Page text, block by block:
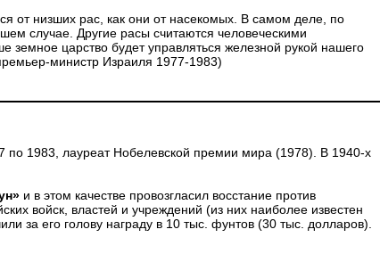
от низших рас, как они от насекомых. В самом деле, по
случае. Другие расы считаются человеческими
царство будет управляться железной рукой нашего
министр Израиля 1977-1983)
по 1983, лауреат Нобелевской премии мира (1978). В 1940-х
и в этом качестве провозгласил восстание против
войск, властей и учреждений (из них наиболее известен
за его голову награду в 10 тыс. фунтов (30 тыс. долларов).